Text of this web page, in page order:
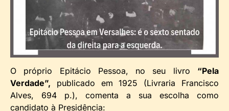
O próprio Epitácio Pessoa, no seu livro “Pela
Verdade”, publicado em 1925 (Livraria Francisco
Alves, 694 p.), comenta a sua escolha como
candidato à Presidência: